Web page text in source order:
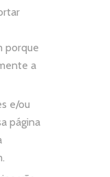
porque
a
e/ou
página
.